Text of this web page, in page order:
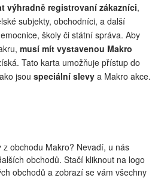
výhradně registrovaní zákazníci,
subjekty, obchodníci, a další
školy či státní správa. Aby
musí mít vystavenou Makro
Tato karta umožňuje přístup do
jsou speciální slevy a Makro akce.
obchodu Makro? Nevadí, u nás
obchodů. Stačí kliknout na logo
obchodů a zobrazí se vám všechny